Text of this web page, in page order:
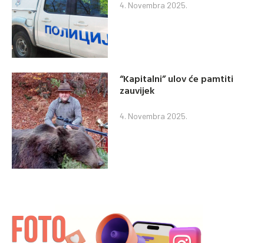
4. Novembra 2025.
“Kapitalni” ulov će pamtiti
zauvijek
4. Novembra 2025.